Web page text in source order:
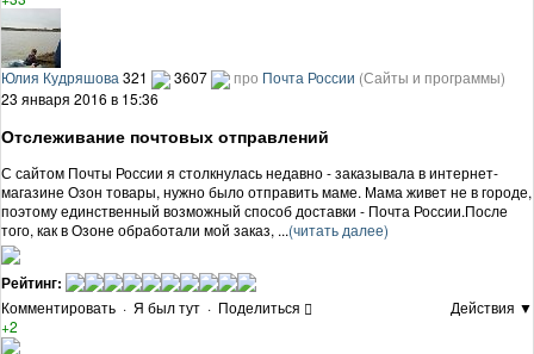
Юлия Кудряшова 321 3607 про Почта России (Сайты и программы)
23 января 2016 в 15:36
Отслеживание почтовых отправлений
С сайтом Почты России я столкнулась недавно - заказывала в интернет-
магазине Озон товары, нужно было отправить маме. Мама живет не в городе,
поэтому единственный возможный способ доставки - Почта России.После
того, как в Озоне обработали мой заказ, ...(читать далее)
Рейтинг:
Комментировать · Я был тут · Поделиться
Действия ▼
+2